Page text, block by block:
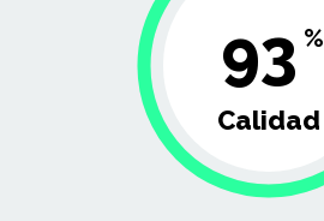
93 %
Calidad